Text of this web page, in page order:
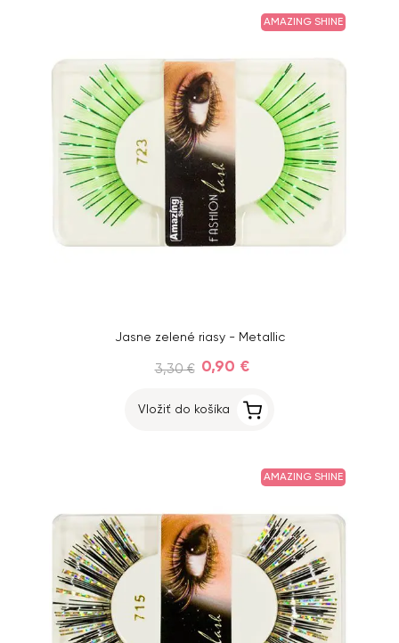
AMAZING SHINE
Jasne zelené riasy - Metallic
3,30 € 0,90 €
Vložiť do košíka
AMAZING SHINE